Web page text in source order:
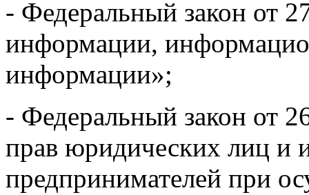
- Федеральный закон от
информации,
информации»;
- Федеральный закон от
прав юридических лиц и
предпринимателей при